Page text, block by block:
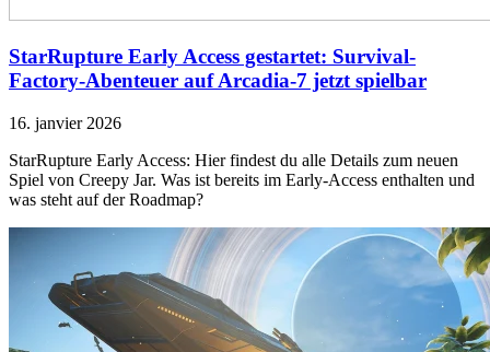
StarRupture Early Access gestartet: Survival-
Factory-Abenteuer auf Arcadia-7 jetzt spielbar
16. janvier 2026
StarRupture Early Access: Hier findest du alle Details zum neuen
Spiel von Creepy Jar. Was ist bereits im Early-Access enthalten und
was steht auf der Roadmap?